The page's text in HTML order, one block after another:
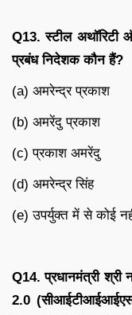
Q13. स्टील अथॉरिटी
प्रबंध निदेशक कौन हैं?
(a) अमरेन्द्र प्रकाश
(b) अमरेंदु प्रकाश
(c) प्रकाश अमरेंदु
(d) अमरेन्द्र सिंह
(e) उपर्युक्त में से कोई
Q14. प्रधानमंत्री श्री
2.0